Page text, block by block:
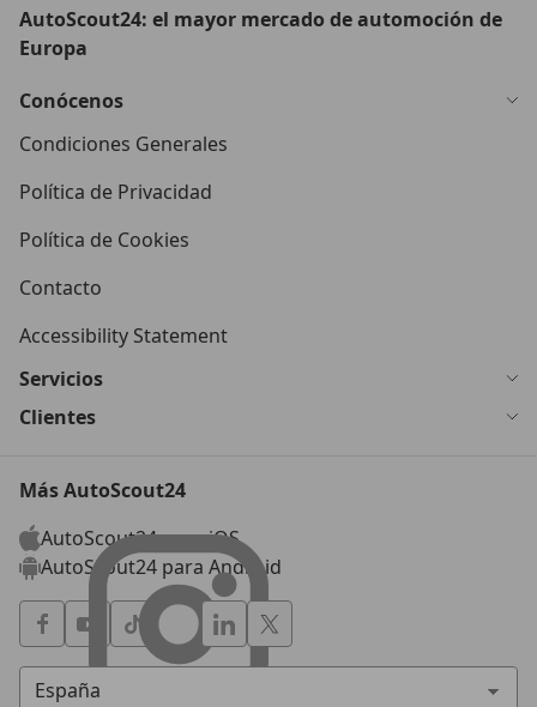
AutoScout24: el mayor mercado de automoción de
Europa
Conócenos
Condiciones Generales
Política de Privacidad
Política de Cookies
Contacto
Accessibility Statement
Servicios
Clientes
Más AutoScout24
AutoScout24 para iOS
AutoScout24 para Android